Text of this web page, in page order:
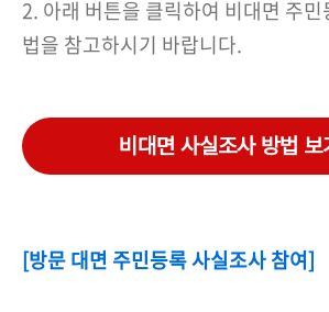
2. 아래 버튼을 클릭하여 비대면 주
법을 참고하시기 바랍니다.
비대면 사실조사 방법
[방문 대면 주민등록 사실조사 참여]